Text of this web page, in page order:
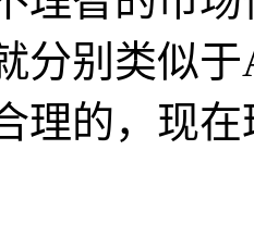
分别类似于
理的，现